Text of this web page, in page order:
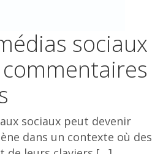
sociaux
commentaires
sociaux peut devenir
dans un contexte où des